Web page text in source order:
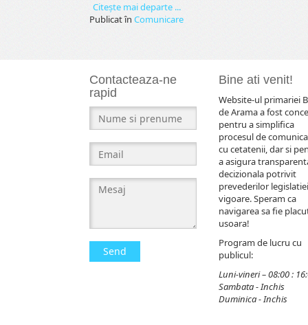
Citeşte mai departe ...
Publicat în Comunicare
Contacteaza-ne
rapid
Send
Bine ati venit!
Website-ul primariei
de Arama a fost
pentru a simplifica
procesul de
cu cetatenii, dar si
a asigura
decizionala potrivit
prevederilor
vigoare. Speram ca
navigarea sa fie
usoara!
Program de lucru cu
publicul:
Luni-vineri – 08:00 :
Sambata - Inchis
Duminica - Inchis